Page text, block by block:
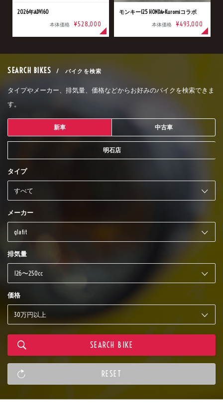
2026年ADV160
本体価格 ¥528,000
モンキー125 HONDA×Kuromiコラボ
本体価格 ¥493,000
SEARCH BIKES / バイクを検索
タイプやメーカー、排気量、価格などからお好みのバイクを検索できま
す。
新車 中古車
明石店
タイプ
メーカー
排気量
価格